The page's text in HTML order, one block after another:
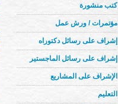
كتب منشورة
مؤتمرات / ورش عمل
إشراف على رسائل دكتوراه
إشراف على رسائل الماجستير
الإشراف على المشاريع
التعليم